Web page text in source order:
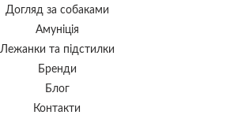
Догляд за собаками
Амуніція
Лежанки та підстилки
Бренди
Блог
Контакти